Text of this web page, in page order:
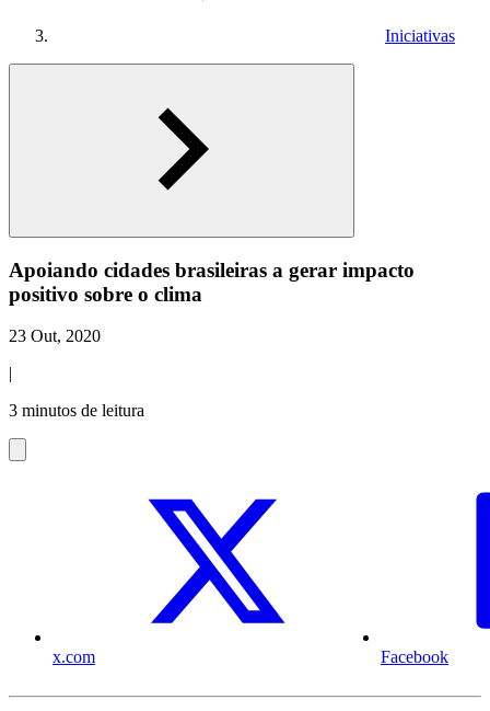
Iniciativas
Apoiando cidades brasileiras a gerar impacto
positivo sobre o clima
23 Out, 2020
|
3 minutos de leitura
x.com Facebook